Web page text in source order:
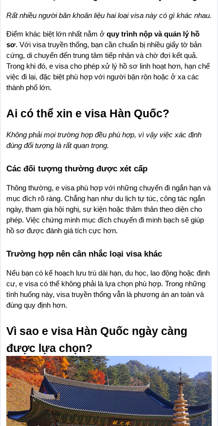
Rất nhiều người băn khoăn liệu hai loại visa này có gì khác nhau.
Điểm khác biệt lớn nhất nằm ở quy trình nộp và quản lý hồ
sơ. Với visa truyền thống, bạn cần chuẩn bị nhiều giấy tờ bản
cứng, di chuyển đến trung tâm tiếp nhận và chờ đợi kết quả.
Trong khi đó, e visa cho phép xử lý hồ sơ linh hoạt hơn, hạn chế
việc đi lại, đặc biệt phù hợp với người bận rộn hoặc ở xa các
thành phố lớn.
Ai có thể xin e visa Hàn Quốc?
Không phải mọi trường hợp đều phù hợp, vì vậy việc xác định
đúng đối tượng là rất quan trọng.
Các đối tượng thường được xét cấp
Thông thường, e visa phù hợp với những chuyến đi ngắn hạn và
mục đích rõ ràng. Chẳng hạn như du lịch tự túc, công tác ngắn
ngày, tham gia hội nghị, sự kiện hoặc thăm thân theo diện cho
phép. Việc chứng minh mục đích chuyến đi minh bạch sẽ giúp
hồ sơ được đánh giá tích cực hơn.
Trường hợp nên cân nhắc loại visa khác
Nếu bạn có kế hoạch lưu trú dài hạn, du học, lao động hoặc định
cư, e visa có thể không phải là lựa chọn phù hợp. Trong những
tình huống này, visa truyền thống vẫn là phương án an toàn và
đúng quy định hơn.
Vì sao e visa Hàn Quốc ngày càng
được lựa chọn?